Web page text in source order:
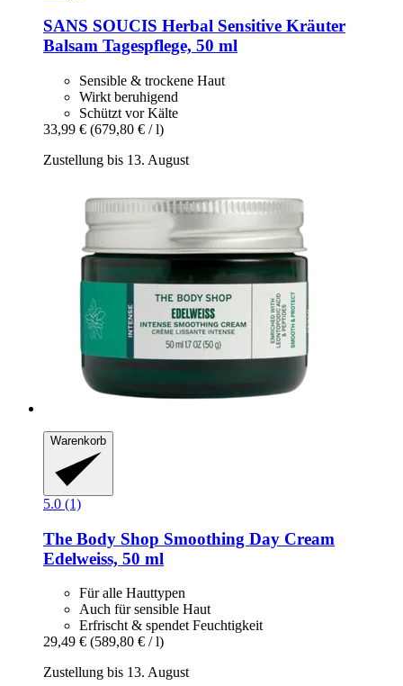
SANS SOUCIS Herbal Sensitive Kräuter
Balsam Tagespflege, 50 ml
Sensible & trockene Haut
Wirkt beruhigend
Schützt vor Kälte
33,99 € (679,80 € / l)
Zustellung bis 13. August
Warenkorb
5.0 (1)
The Body Shop Smoothing Day Cream
Edelweiss, 50 ml
Für alle Hauttypen
Auch für sensible Haut
Erfrischt & spendet Feuchtigkeit
29,49 € (589,80 € / l)
Zustellung bis 13. August